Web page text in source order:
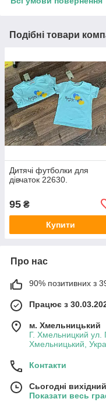
Подібні товари
Дитячі футболки для
дівчаток 22630.
95 ₴
Купити
Про нас
90% позитивних з 39
Працює з
м. Хмельницький
Г. Хмельницкий ул.
Хмельницький,
Контакти
Сьогодні вихідний
Показати весь